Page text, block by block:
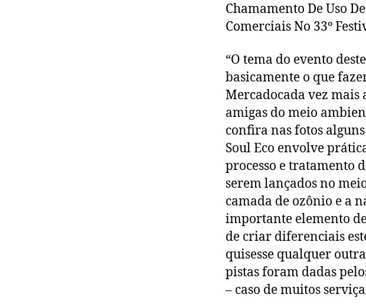
Chamamento De Uso
Comerciais No 33º
“O tema do evento
basicamente o que
Mercadocada vez mais
amigas do meio
confira nas fotos
Soul Eco envolve
processo e tratamento
serem lançados no
camada de ozônio e a
importante elemento
de criar diferenciais
quisesse qualquer
pistas foram dadas
– caso de muitos